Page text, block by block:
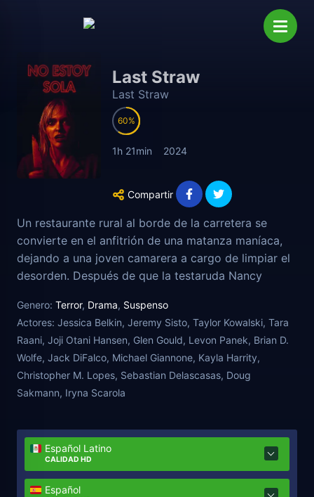
Last Straw
Last Straw
60
1h 21min 2024
Compartir
Un restaurante rural al borde de la carretera se
convierte en el anfitrión de una matanza maníaca,
dejando a una joven camarera a cargo de limpiar el
desorden. Después de que la testaruda Nancy
decide cubrir sola el último turno de la noche. Lo
que ella no sabe es que no está sola. El día vuelve
para perseguirla y cuando las cosas empiezan a
salirse de control, deberá luchar por su vida a lo
largo de una larga noche.
Genero: Terror, Drama, Suspenso
Actores: Jessica Belkin, Jeremy Sisto, Taylor Kowalski, Tara
Raani, Joji Otani Hansen, Glen Gould, Levon Panek, Brian D.
Wolfe, Jack DiFalco, Michael Giannone, Kayla Harrity,
Christopher M. Lopes, Sebastian Delascasas, Doug
Sakmann, Iryna Scarola
Español Latino
CALIDAD HD
Español